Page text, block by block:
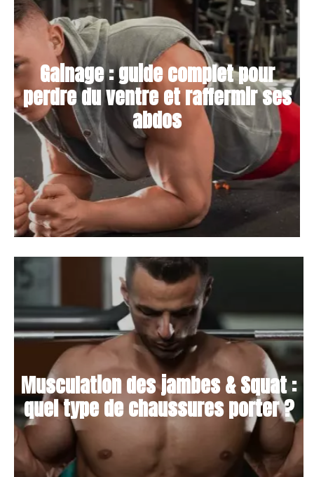
Gainage : guide complet pour
perdre du ventre et raffermir ses
abdos
Musculation des jambes & Squat :
quel type de chaussures porter ?